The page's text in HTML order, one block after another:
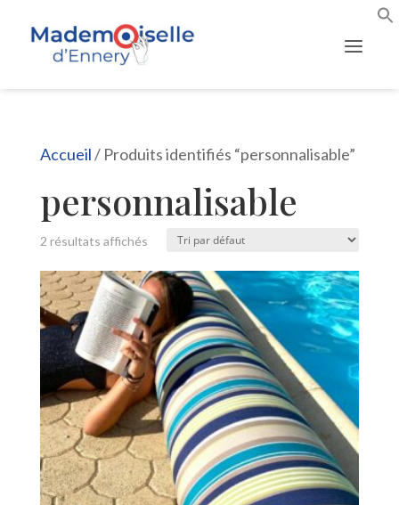
Accueil/ Produits identifiés “personnalisable”
personnalisable
2 résultats affichés